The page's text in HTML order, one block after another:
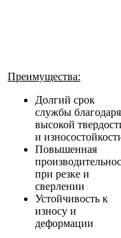
Преимущества:
Долгий срок
службы благодаря
высокой
и
Повышенная
при резке и
сверлении
Устойчивость к
износу и
деформации